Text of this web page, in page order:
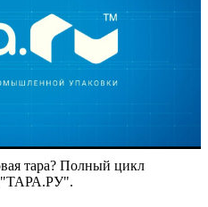
тара? Полный цикл
"ТАРА.РУ".